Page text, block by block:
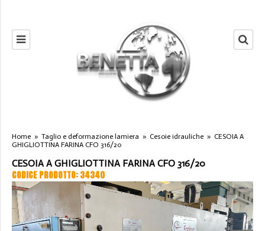
Home » Taglio e deformazione lamiera » Cesoie idrauliche » CESOIA A
GHIGLIOTTINA FARINA CFO 316/20
CESOIA A GHIGLIOTTINA FARINA CFO 316/20
CODICE PRODOTTO: 34340